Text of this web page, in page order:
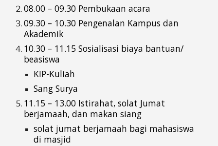
08.00 – 09.30 Pembukaan acara
09.30 – 10.30 Pengenalan Kampus dan
Akademik
10.30 – 11.15 Sosialisasi biaya bantuan/
beasiswa
KIP-Kuliah
Sang Surya
11.15 – 13.00 Istirahat, solat Jumat
berjamaah, dan makan siang
solat jumat berjamaah bagi mahasiswa
di masjid